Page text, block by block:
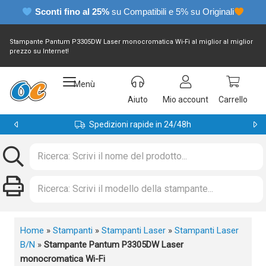
Sconti fino al 25% su Compatibili e 5% su Originali
Stampante Pantum P3305DW Laser monocromatica Wi-Fi al miglior al miglior
prezzo su Internet!
Menù
Aiuto
Mio account Carrello
Spedizioni rapide in 24/48h
Home » Stampanti » Stampanti Laser » Stampanti Laser
B/N » Stampante Pantum P3305DW Laser
monocromatica Wi-Fi